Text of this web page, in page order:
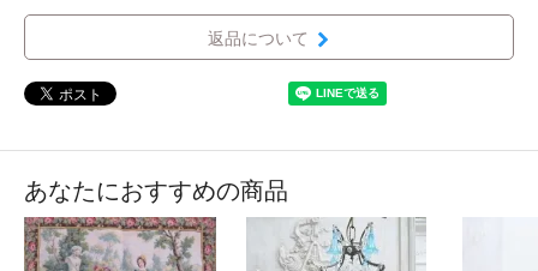
返品について
あなたにおすすめの商品